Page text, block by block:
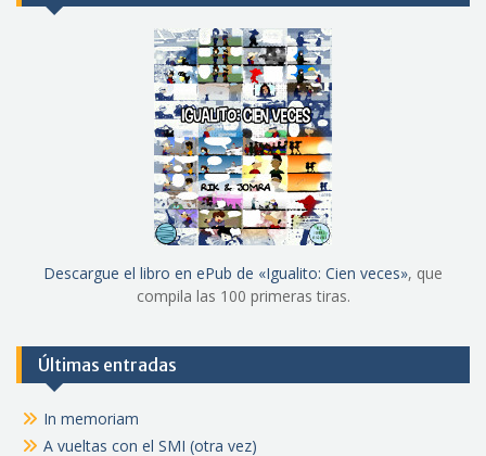
Descargue el libro en ePub de «Igualito: Cien veces», que
compila las 100 primeras tiras.
Últimas entradas
In memoriam
A vueltas con el SMI (otra vez)